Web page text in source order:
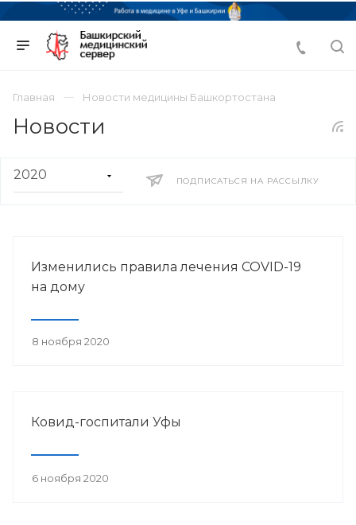
Главная Новости медицины Башкортостана
Новости
ПОДПИСАТЬСЯ НА РАССЫЛКУ
Изменились правила лечения COVID-19
на дому
8 ноября 2020
Ковид-госпитали Уфы
6 ноября 2020